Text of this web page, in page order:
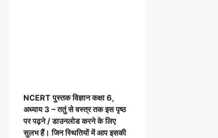
NCERT पुस्तक विज्ञान कक्षा 6,
अध्याय 3 – ततुं से वस्त्र तक इस पृष्ठ
पर पढ़ने / डाउनलोड करने के लिए
सुलभ हैं। जिन स्थितियों में आप इसकी